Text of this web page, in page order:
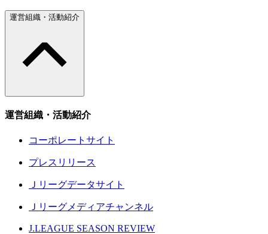
運営組織・活動紹介
運営組織・活動紹介
コーポレートサイト
プレスリリース
Ｊリーグデータサイト
Ｊリーグメディアチャンネル
J.LEAGUE SEASON REVIEW